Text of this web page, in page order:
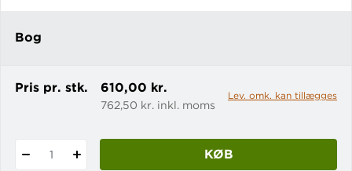
Bog
Pris pr. stk. 610,00 kr.
762,50 kr. inkl. moms
Lev. omk. kan tillægges
1 KØB